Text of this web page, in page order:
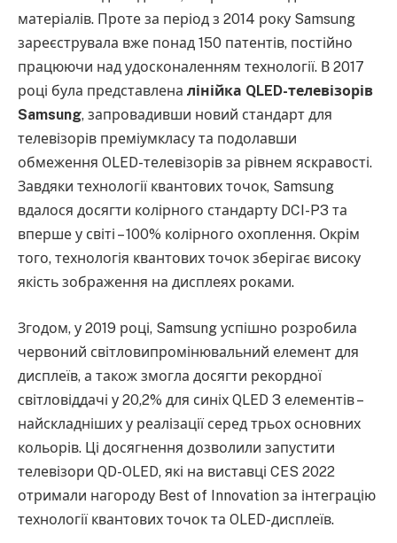
матеріалів. Проте за період з 2014 року Samsung
зареєструвала вже понад 150 патентів, постійно
працюючи над удосконаленням технології. В 2017
році була представлена лінійка QLED-телевізорів
Samsung, запровадивши новий стандарт для
телевізорів преміумкласу та подолавши
обмеження OLED-телевізорів за рівнем яскравості.
Завдяки технології квантових точок, Samsung
вдалося досягти колірного стандарту DCI-P3 та
вперше у світі – 100% колірного охоплення. Окрім
того, технологія квантових точок зберігає високу
якість зображення на дисплеях роками.
Згодом, у 2019 році, Samsung успішно розробила
червоний світловипромінювальний елемент для
дисплеїв, а також змогла досягти рекордної
світловіддачі у 20,2% для синіх QLED 3 елементів –
найскладніших у реалізації серед трьох основних
кольорів. Ці досягнення дозволили запустити
телевізори QD-OLED, які на виставці CES 2022
отримали нагороду Best of Innovation за інтеграцію
технології квантових точок та OLED-дисплеїв.